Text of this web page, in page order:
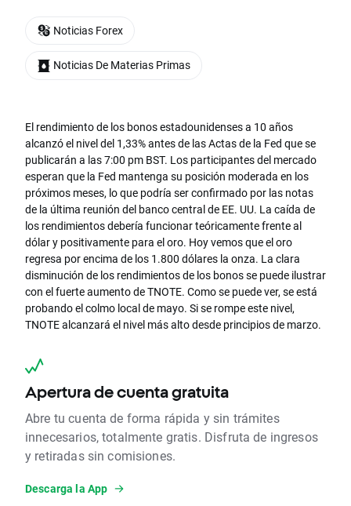
El rendimiento de los bonos estadounidenses a 10 años
alcanzó el nivel del 1,33% antes de las Actas de la Fed que se
publicarán a las 7:00 pm BST. Los participantes del mercado
esperan que la Fed mantenga su posición moderada en los
próximos meses, lo que podría ser confirmado por las notas
de la última reunión del banco central de EE. UU. La caída de
los rendimientos debería funcionar teóricamente frente al
dólar y positivamente para el oro. Hoy vemos que el oro
regresa por encima de los 1.800 dólares la onza. La clara
disminución de los rendimientos de los bonos se puede ilustrar
con el fuerte aumento de TNOTE. Como se puede ver, se está
probando el colmo local de mayo. Si se rompe este nivel,
TNOTE alcanzará el nivel más alto desde principios de marzo.
Apertura de cuenta gratuita
Abre tu cuenta de forma rápida y sin trámites
innecesarios, totalmente gratis. Disfruta de ingresos
y retiradas sin comisiones.
Descarga la App
Noticias Forex
Noticias De Materias Primas